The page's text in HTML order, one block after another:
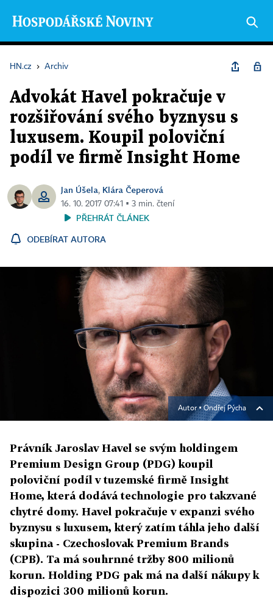
HN.cz › Archiv
Advokát Havel pokračuje v
rozšiřování svého byznysu s
luxusem. Koupil poloviční
podíl ve firmě Insight Home
Jan Úšela, Klára Čeperová
16. 10. 2017 07:41 ▪ 3 min. čtení
PŘEHRÁT ČLÁNEK
ODEBÍRAT AUTORA
Autor ▪Ondřej Pýcha
Právník Jaroslav Havel se svým holdingem
Premium Design Group (PDG) koupil
poloviční podíl v tuzemské firmě Insight
Home, která dodává technologie pro takzvané
chytré domy. Havel pokračuje v expanzi svého
byznysu s luxusem, který zatím táhla jeho další
skupina - Czechoslovak Premium Brands
(CPB). Ta má souhrnné tržby 800 milionů
korun. Holding PDG pak má na další nákupy k
dispozici 300 milionů korun.